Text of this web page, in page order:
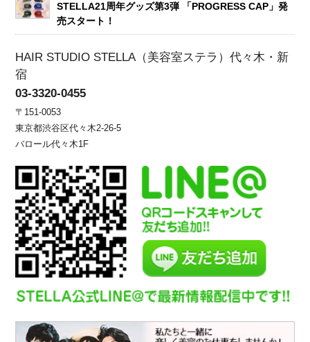
STELLA21周年グッズ第3弾 「PROGRESS CAP」発
売スタート！
HAIR STUDIO STELLA（美容室ステラ）代々木・新
宿
03-3320-0455
〒151-0053
東京都渋谷区代々木2-26-5
バロール代々木1F